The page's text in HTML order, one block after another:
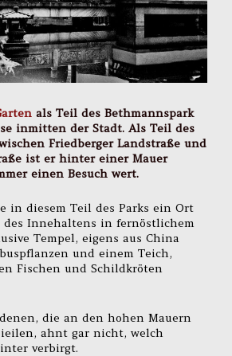
als Teil des Bethmannspark
inmitten der Stadt. Als Teil des
Friedberger Landstraße und
ist er hinter einer Mauer
einen Besuch wert.
in diesem Teil des Parks ein Ort
des Innehaltens in fernöstlichem
Tempel, eigens aus China
und einem Teich,
Fischen und Schildkröten
die an den hohen Mauern
ahnt gar nicht, welch
verbirgt.